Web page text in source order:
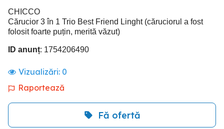
CHICCO
Cărucior 3 în 1 Trio Best Friend Linght (căruciorul a fost
folosit foarte puțin, merită văzut)
ID anunț: 1754206490
Vizualizări: 0
Raportează
Fă ofertă